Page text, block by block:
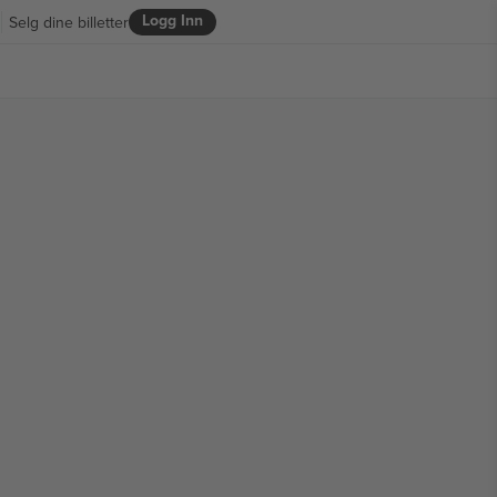
Logg Inn
Selg dine billetter